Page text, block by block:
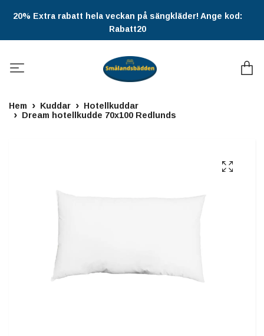
20% Extra rabatt hela veckan på sängkläder! Ange kod:
Rabatt20
Hem Kuddar
Hotellkuddar
Dream hotellkudde 70x100 Redlunds